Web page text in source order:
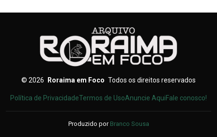
© 2026 Roraima em Foco Todos os direitos reservados
Política de PrivacidadeTermos de UsoAnuncie AquiFale conosco!
Produzido por Branco Sousa